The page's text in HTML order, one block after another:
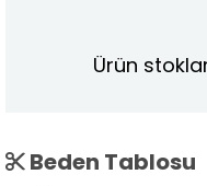
Ürün
Beden Tablosu